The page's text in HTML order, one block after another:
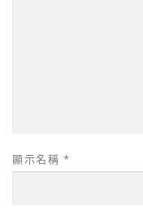
顯示名稱 *